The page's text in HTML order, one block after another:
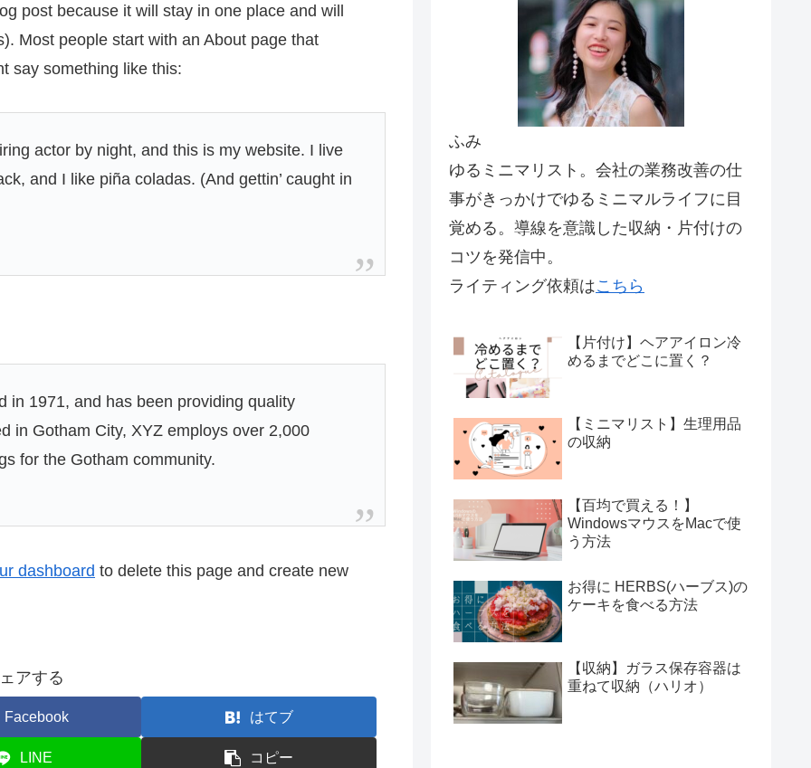
post because it will stay in one place and will
Most people start with an About page that
say something like this:
actor by night, and this is my website. I live
and I like piña coladas. (And gettin’ caught in
in 1971, and has been providing quality
in Gotham City, XYZ employs over 2,000
for the Gotham community.
dashboard to delete this page and create new
アする
Facebook はてブ
LINE コピー
ふみ
ゆるミニマリスト。会社の業務改善の仕
事がきっかけでゆるミニマルライフに目
覚める。導線を意識した収納・片付けの
コツを発信中。
ライティング依頼はこちら
【片付け】ヘアアイロン冷
めるまでどこに置く？
【ミニマリスト】生理用品
の収納
【百均で買える！】
WindowsマウスをMacで使
う方法
お得に HERBS(ハーブス)の
ケーキを食べる方法
【収納】ガラス保存容器は
重ねて収納（ハリオ）